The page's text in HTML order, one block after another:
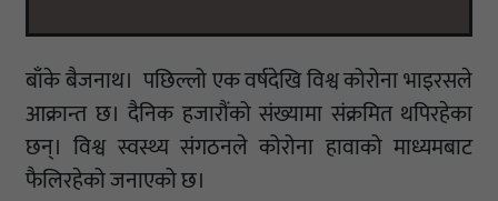
बाँके बैजनाथ। पछिल्लो एक वर्षदेखि विश्व कोरोना भाइरसले
आक्रान्त छ। दैनिक हजारौंको संख्यामा संक्रमित थपिरहेका
छन्। विश्व स्वस्थ्य संगठनले कोरोना हावाको माध्यमबाट
फैलिरहेको जनाएको छ।